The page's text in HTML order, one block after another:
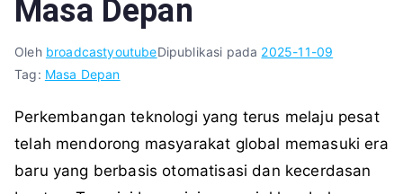
Masa Depan
Oleh broadcastyoutubeDipublikasi pada 2025-11-09
Tag: Masa Depan
Perkembangan teknologi yang terus melaju pesat
telah mendorong masyarakat global memasuki era
baru yang berbasis otomatisasi dan kecerdasan